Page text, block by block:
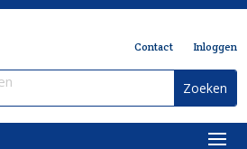
Contact Inloggen